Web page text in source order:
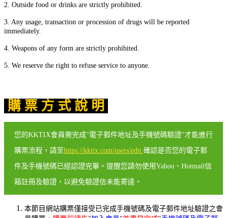
2. Outside food or drinks are strictly prohibited.
3. Any usage, transaction or procession of drugs will be reported
immediately.
4. Weapons of any form are strictly prohibited.
5. We reserve the right to refuse service to anyone.
購 票 方 式 說 明
您的KKTIX會員需完成"電子郵件地址及手機號碼驗證"才能進行
購票流程，請至https://kktix.com/users/edit 確認是否您的電子郵
件及手機號碼已經認證完畢。提醒您請勿使用Yahoo、Hotmail信
箱註冊及驗證，以避免驗證信未能寄達。
本節目網站購票僅接受已完成手機號碼及電子郵件地址驗證之會